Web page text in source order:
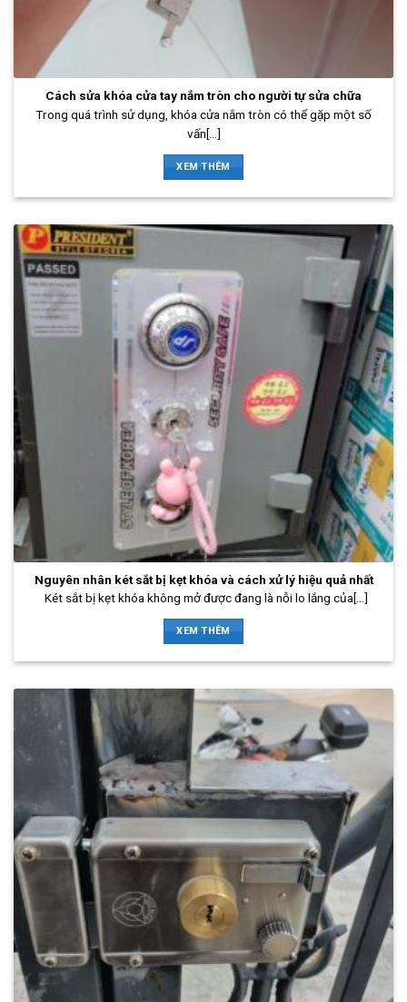
Cách sửa khóa cửa tay nắm tròn cho người tự sửa chữa
Trong quá trình sử dụng, khóa cửa nắm tròn có thể gặp một số
vấn[...]
XEM THÊM
Nguyên nhân két sắt bị kẹt khóa và cách xử lý hiệu quả nhất
Két sắt bị kẹt khóa không mở được đang là nỗi lo lắng của[...]
XEM THÊM